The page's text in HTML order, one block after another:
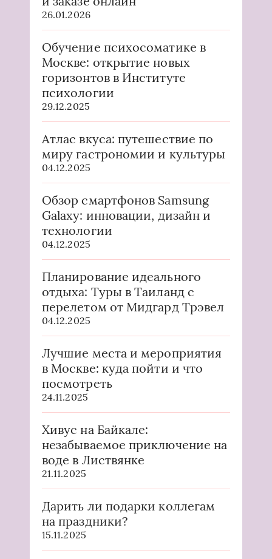
26.01.2026
Обучение психосоматике в
Москве: открытие новых
горизонтов в Институте
психологии
29.12.2025
Атлас вкуса: путешествие по
миру гастрономии и культуры
04.12.2025
Обзор смартфонов Samsung
Galaxy: инновации, дизайн и
технологии
04.12.2025
Планирование идеального
отдыха: Туры в Таиланд с
перелетом от Мидгард Трэвел
04.12.2025
Лучшие места и мероприятия
в Москве: куда пойти и что
посмотреть
24.11.2025
Хивус на Байкале:
незабываемое приключение на
воде в Листвянке
21.11.2025
Дарить ли подарки коллегам
на праздники?
15.11.2025